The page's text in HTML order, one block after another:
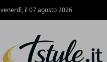
venerdì, il 07 agosto 2026